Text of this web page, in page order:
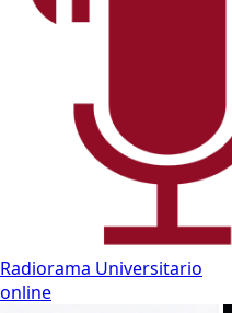
Radiorama Universitario
online